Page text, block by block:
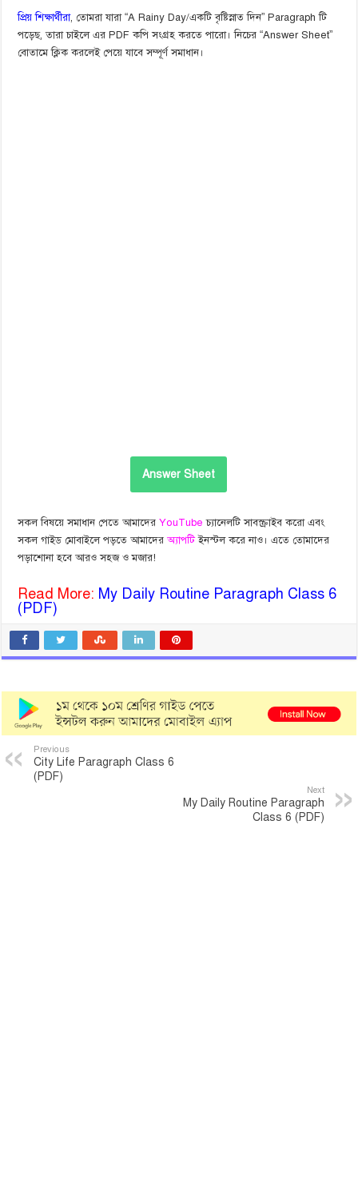
প্রিয় শিক্ষার্থীরা, তোমরা যারা “A Rainy Day/একটি বৃষ্টিস্নাত দিন” Paragraph টি
পড়েছ, তারা চাইলে এর PDF কপি সংগ্রহ করতে পারো। নিচের “Answer Sheet”
বোতামে ক্লিক করলেই পেয়ে যাবে সম্পূর্ণ সমাধান।
Answer Sheet
সকল বিষয়ে সমাধান পেতে আমাদেরYouTube চ্যানেলটি সাবস্ক্রাইব করো এবং
সকল গাইড মোবাইলে পড়তে আমাদেরঅ্যাপটিইনস্টল করে নাও। এতে তোমাদের
পড়াশোনা হবে আরও সহজ ও মজার!
Read More: My Daily Routine Paragraph Class 6
(PDF)
Previous
City Life Paragraph Class 6
(PDF)
Next
My Daily Routine Paragraph
Class 6 (PDF)